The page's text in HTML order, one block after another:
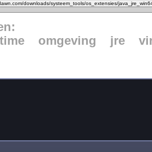
omgeving jre